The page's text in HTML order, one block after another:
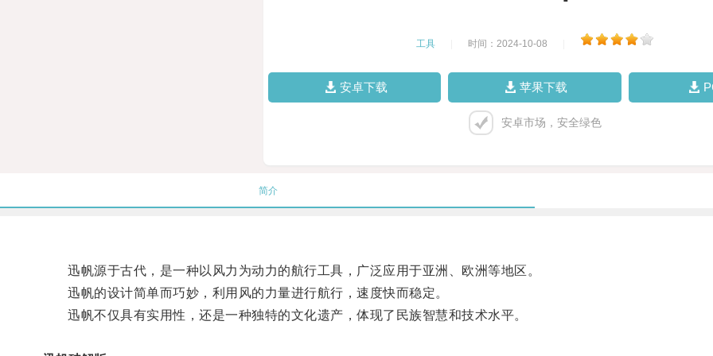
工具 时间：2024-10-08
安卓下载 苹果下载
安卓市场，安全绿色
简介
迅帆源于古代，是一种以风力为动力的航行工具，广泛应用于亚洲、欧洲等地区。
迅帆的设计简单而巧妙，利用风的力量进行航行，速度快而稳定。
迅帆不仅具有实用性，还是一种独特的文化遗产，体现了民族智慧和技术水平。